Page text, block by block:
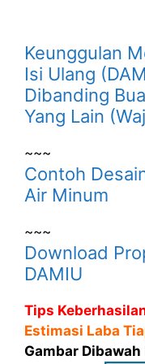
Keunggulan
Isi Ulang
Dibanding
Yang Lain
~~~
Contoh
Air Minum
~~~
Download
DAMIU
Tips
Estimasi Laba
Gambar Dibawah